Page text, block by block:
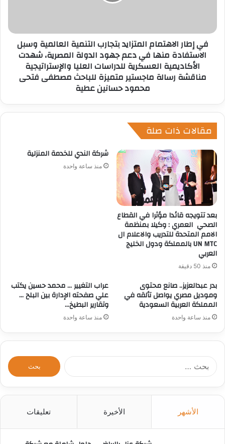
في إطار الاهتمام المتزايد بتجارب التنمية العالمية وسبل
الاستفادة منها في دعم جهود الدولة المصرية، شهدت
الأكاديمية العسكرية للدراسات العليا والإستراتيجية
مناقشة رسالة ماجستير متميزة للباحث مصطفى فتحى
محمود حسانين عطية
مقالات ذات صلة
بعد تتويجه قائدا مؤثرا في القطاع
الصحي العمري : وكيلا بمنظمة
الامم المتحدة للتدريب والاعلام ال
UN MTC بالمملكة ودول الخليج
العربي
منذ 50 دقيقة
شركة الندي للخدمة المنزلية
منذ ساعة واحدة
بدر عبدالعزيز.. صانع محتوى
وموديل مصري يواصل تألقه في
المملكة العربية السعودية
منذ ساعة واحدة
عراب التغيير … محمد حسين يكتب
علي صفحته الإدارة بين البلح …
وتقارير البطيخ…
منذ ساعة واحدة
الأشهر الأخيرة تعليقات